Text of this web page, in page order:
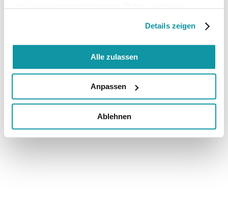
Details zeigen
Alle zulassen
Anpassen
Ablehnen